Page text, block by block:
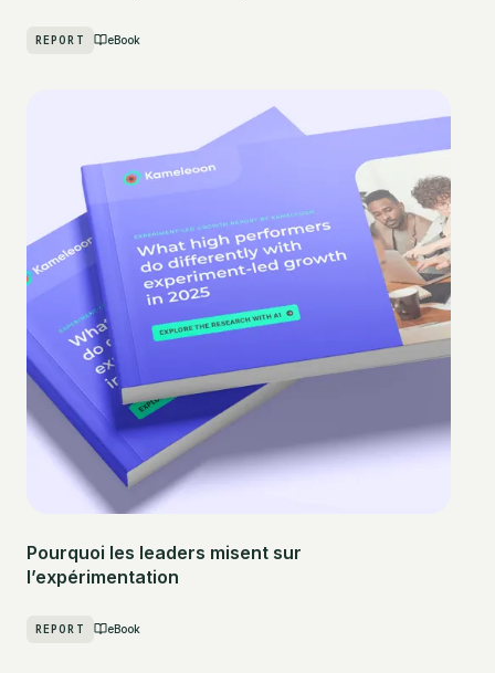
REPORT eBook
Pourquoi les leaders misent sur
l’expérimentation
REPORT eBook